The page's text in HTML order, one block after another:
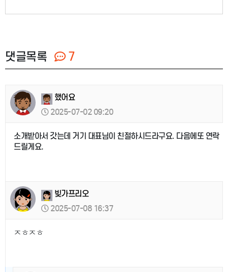
댓글목록 7
했어요
2025-07-02 09:20
소개받아서 갓는데 거기 대표님이 친절하시드라구요. 다음에또 연락
드릴게요.
빚가프리오
2025-07-08 16:37
ㅈㅎㅈㅎ